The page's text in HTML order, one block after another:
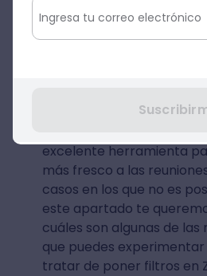
excelente herramienta
más fresco a las
casos en los que no es
este apartado te
cuáles son algunas de las
que puedes
tratar de poner filtros en